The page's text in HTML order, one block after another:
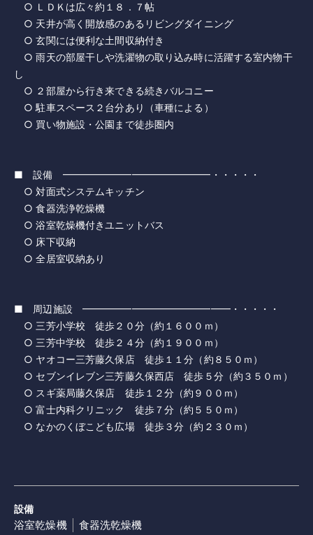
○ ＬＤＫは広々約１８．７帖
○ 天井が高く開放感のあるリビングダイニング
○ 玄関には便利な土間収納付き
○ 雨天の部屋干しや洗濯物の取り込み時に活躍する室内物干
し
○ ２部屋から行き来できる続きバルコニー
○ 駐車スペース２台分あり（車種による）
○ 買い物施設・公園まで徒歩圏内
■ 設備 ━━━━━━━━━━━━━━━・・・・・
○ 対面式システムキッチン
○ 食器洗浄乾燥機
○ 浴室乾燥機付きユニットバス
○ 床下収納
○ 全居室収納あり
■ 周辺施設 ━━━━━━━━━━━━━━━・・・・・
○ 三芳小学校 徒歩２０分（約１６００ｍ）
○ 三芳中学校 徒歩２４分（約１９００ｍ）
○ ヤオコー三芳藤久保店 徒歩１１分（約８５０ｍ）
○ セブンイレブン三芳藤久保西店 徒歩５分（約３５０ｍ）
○ スギ薬局藤久保店 徒歩１２分（約９００ｍ）
○ 富士内科クリニック 徒歩７分（約５５０ｍ）
○ なかのくぼこども広場 徒歩３分（約２３０ｍ）
設備
浴室乾燥機 食器洗乾燥機